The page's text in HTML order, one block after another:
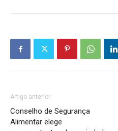
Artigo anterior
Conselho de Segurança
Alimentar elege